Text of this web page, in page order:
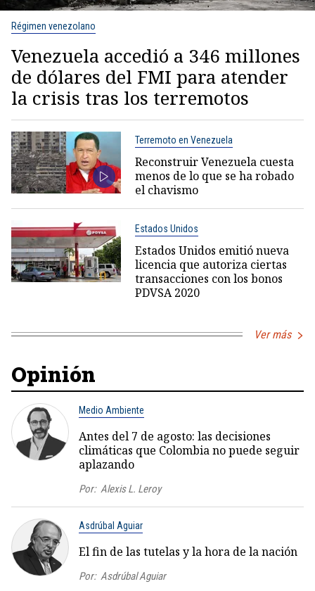
Régimen venezolano
Venezuela accedió a 346 millones
de dólares del FMI para atender
la crisis tras los terremotos
Terremoto en Venezuela
Reconstruir Venezuela cuesta
menos de lo que se ha robado
el chavismo
Estados Unidos
Estados Unidos emitió nueva
licencia que autoriza ciertas
transacciones con los bonos
PDVSA 2020
Ver más
Opinión
Medio Ambiente
Antes del 7 de agosto: las decisiones
climáticas que Colombia no puede seguir
aplazando
Por: Alexis L. Leroy
Asdrúbal Aguiar
El fin de las tutelas y la hora de la nación
Por: Asdrúbal Aguiar